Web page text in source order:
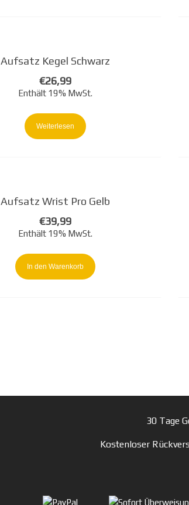
Aufsatz Kegel Schwarz
€26,99
Enthält 19% MwSt.
Weiterlesen
Aufsatz Wrist Pro Gelb
€39,99
Enthält 19% MwSt.
In den Warenkorb
30 Tage
Kostenloser